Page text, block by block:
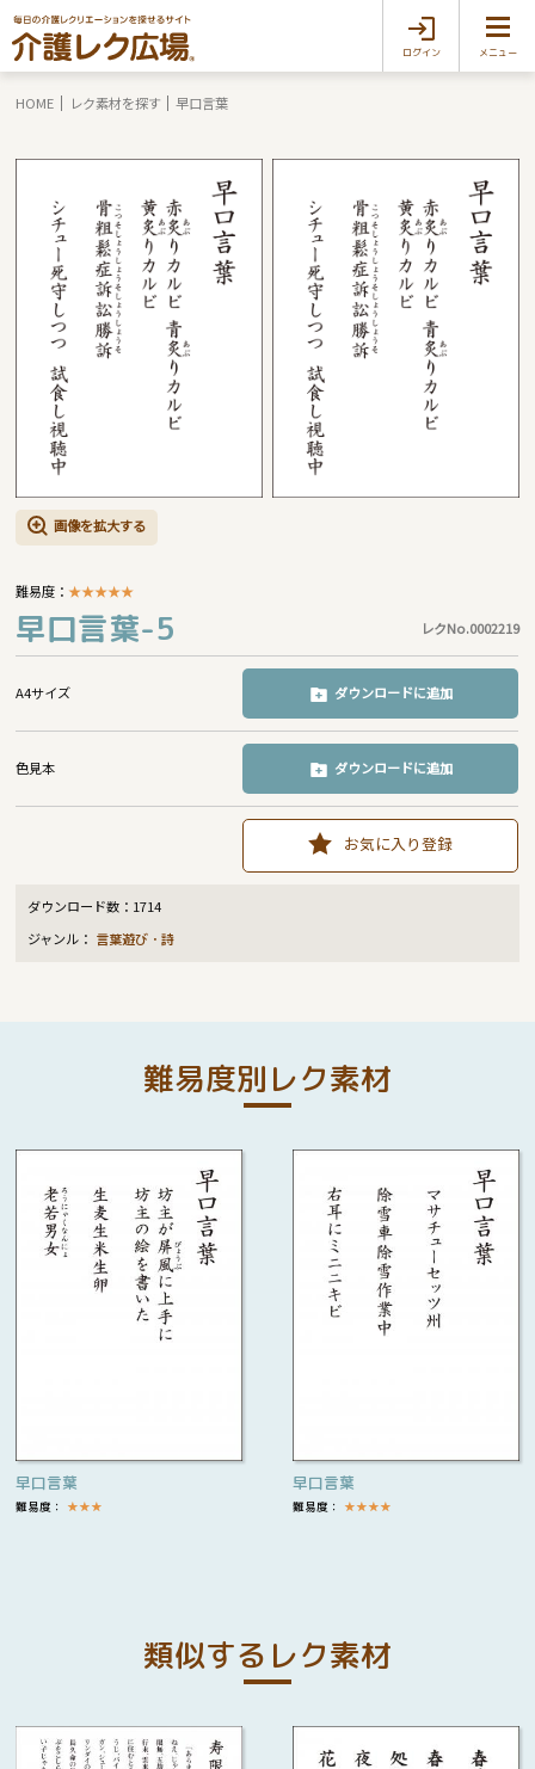
ログイン メニュー
HOME レク素材を探す 早口言葉
画像を拡大する
難易度：★★★★★
早口言葉-5 レクNo.0002219
A4サイズ ダウンロードに追加
色見本 ダウンロードに追加
お気に入り登録
ダウンロード数： 1714
ジャンル： 言葉遊び・詩
難易度別レク素材
早口言葉
難易度： ★★★
早口言葉
難易度： ★★★★
類似するレク素材